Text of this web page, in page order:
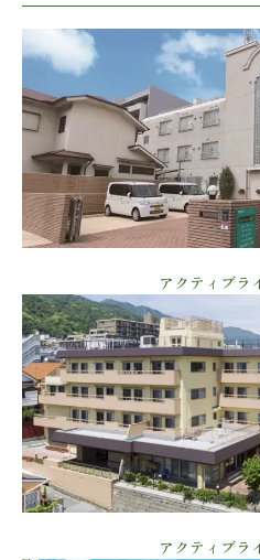
アクティブラ
アクティブラ